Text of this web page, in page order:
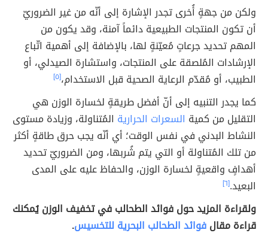
ولكن من جهةٍ أُخرى تجدر الإشارة إلى أنّه من غير الضروريّ
أن تكون المنتجات الطبيعية دائماً آمنة، وقد يكون من
المهم تحديد جرعاتٍ مُعيّنةٍ لها، بالإضافة إلى أهمية اتّباع
الإرشادات المُلصقة على المنتجات، واستشارة الصيدلي، أو
الطبيب، أو مُقدّم الرعاية الصحية قبل الاستخدام،[٥]
كما يجدر التنبيه إلى أنّ أفضل طريقةٍ لخسارة الوزن هي
التقليل من كمية السعرات الحرارية المُتناولة، وزيادة مستوى
النشاط البدني في نفس الوقت؛ أي أنّه يجب حرق طاقةٍ أكثر
من تلك المُتناولة أو التي يتم شُربها، ومن الضروريّ تحديد
أهدافٍ واقعيةٍ لخسارة الوزن، والحفاظ عليه على المدى
البعيد.[٦]
ولقراءة المزيد حول فوائد الطحالب في تخفيف الوزن يُمكنك
قراءة مقالفوائد الطحالب البحرية للتخسيس.